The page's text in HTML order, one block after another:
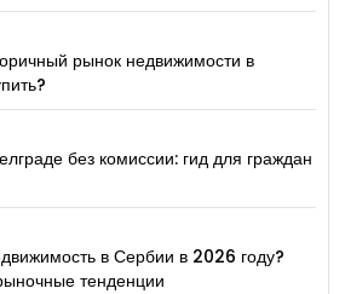
рынок недвижимости в
без комиссии: гид для граждан
в Сербии в 2026 году?
тенденции